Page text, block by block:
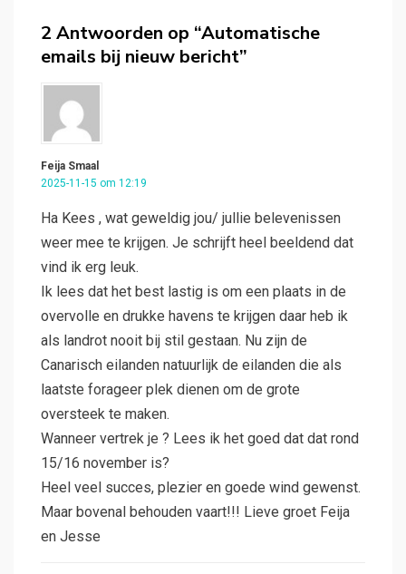
2 Antwoorden op “Automatische
emails bij nieuw bericht”
Feija Smaal
2025-11-15 om 12:19
Ha Kees , wat geweldig jou/ jullie belevenissen
weer mee te krijgen. Je schrijft heel beeldend dat
vind ik erg leuk.
Ik lees dat het best lastig is om een plaats in de
overvolle en drukke havens te krijgen daar heb ik
als landrot nooit bij stil gestaan. Nu zijn de
Canarisch eilanden natuurlijk de eilanden die als
laatste forageer plek dienen om de grote
oversteek te maken.
Wanneer vertrek je ? Lees ik het goed dat dat rond
15/16 november is?
Heel veel succes, plezier en goede wind gewenst.
Maar bovenal behouden vaart!!! Lieve groet Feija
en Jesse